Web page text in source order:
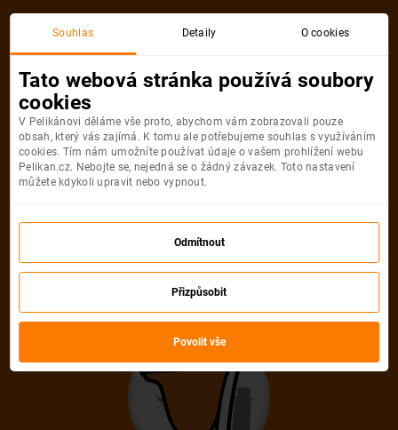
Souhlas Detaily O cookies
Tato webová stránka používá soubory
cookies
V Pelikánovi děláme vše proto, abychom vám zobrazovali pouze
obsah, který vás zajímá. K tomu ale potřebujeme souhlas s využíváním
cookies. Tím nám umožníte používat údaje o vašem prohlížení webu
Pelikan.cz. Nebojte se, nejedná se o žádný závazek. Toto nastavení
můžete kdykoli upravit nebo vypnout.
Odmítnout
Přizpůsobit
Povolit vše